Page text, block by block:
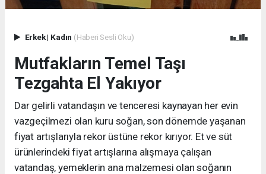
Erkek| Kadın (Haberi Sesli Oku)
Mutfakların Temel Taşı
Tezgahta El Yakıyor
Dar gelirli vatandaşın ve tenceresi kaynayan her evin
vazgeçilmezi olan kuru soğan, son dönemde yaşanan
fiyat artışlarıyla rekor üstüne rekor kırıyor. Et ve süt
ürünlerindeki fiyat artışlarına alışmaya çalışan
vatandaş, yemeklerin ana malzemesi olan soğanın